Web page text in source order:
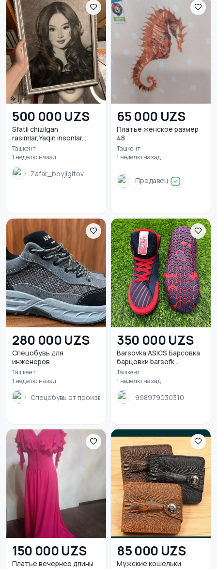
500 000 UZS
Sfatli chizilgan
rasimlar,Yaqin insonlar...
Ташкент
1 неделю назад
Zafar_boyjigitov
65 000 UZS
Платье женское размер
48
Ташкент
1 неделю назад
Продавец
280 000 UZS
Спецобувь для
инженеров
Ташкент
1 неделю назад
Спецобувь от производителя
350 000 UZS
Barsovka ASICS Барсовка
барцовки barsofk...
Ташкент
1 неделю назад
998979030310
150 000 UZS
Платье вечернее длины
85 000 UZS
Мужские кошельки